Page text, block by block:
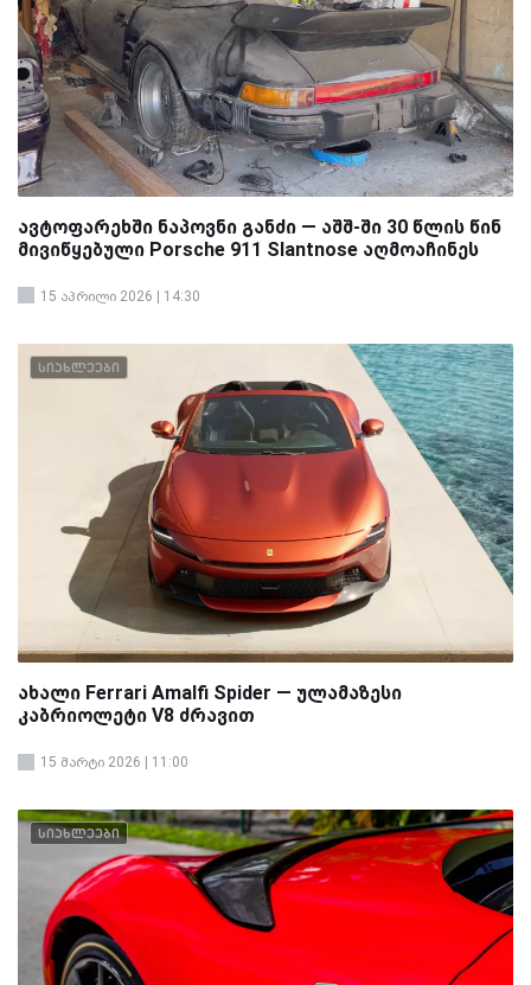
ავტოფარეხში ნაპოვნი განძი — აშშ-ში 30 წლის წინ
მივიწყებული Porsche 911 Slantnose აღმოაჩინეს
15 აპრილი 2026 | 14:30
სიახლეები
ახალი Ferrari Amalfi Spider — ულამაზესი
კაბრიოლეტი V8 ძრავით
15 მარტი 2026 | 11:00
სიახლეები